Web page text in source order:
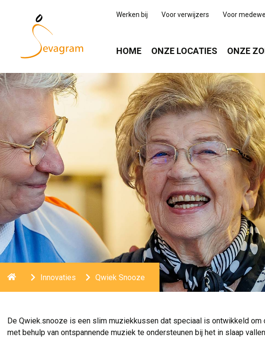
Werken bij Voor verwijzers Voor
HOME ONZE LOCATIES ONZE
Home Innovaties Qwiek Snooze
De Qwiek.snooze is een slim muziekkussen dat speciaal is ontwikkeld om
met behulp van ontspannende muziek te ondersteunen bij het in slaap